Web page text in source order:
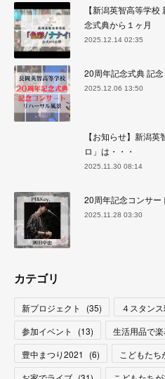
【新潟英智高等学
念式典から１ヶ月
2025.12.14 02:35
20周年記念式典 記
2025.12.06 13:50
【お知らせ】新潟
ロ」は・・・
2025.11.30 08:14
20周年記念コンサ
2025.11.28 03:30
カテゴリ
新プロジェクト (35) ４スタン
参加イベント
(13) 生活用品で楽
豊中まつり2021
(6) こどもた